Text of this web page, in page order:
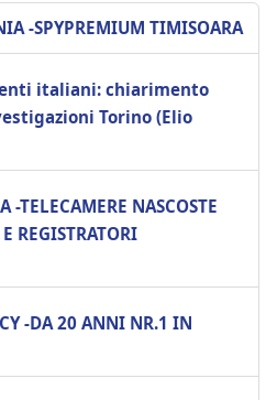
-SPYPREMIUM TIMISOARA
italiani: chiarimento
Torino (Elio
-TELECAMERE NASCOSTE
REGISTRATORI
-DA 20 ANNI NR.1 IN